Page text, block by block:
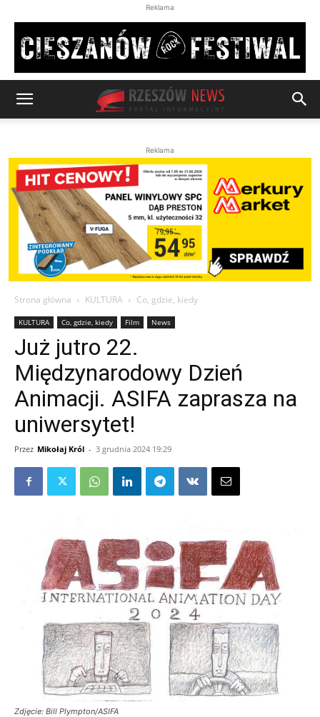
Reklama
Reklama
Strona główna KULTURA Co, gdzie, kiedy
KULTURA Co, gdzie, kiedy Film News
Już jutro 22.
Międzynarodowy Dzień
Animacji. ASIFA zaprasza na
uniwersytet!
Przez Mikołaj Król - 3 grudnia 2024 19:29
Zdjęcie: Bill Plympton/ASIFA